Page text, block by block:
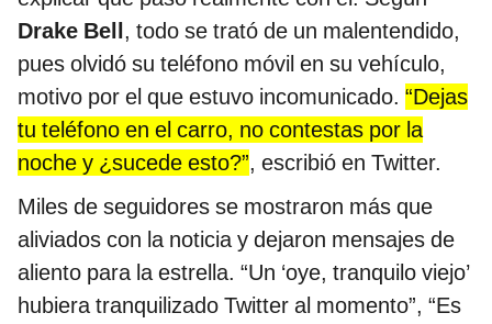
Drake Bell, todo se trató de un malentendido,
pues olvidó su teléfono móvil en su vehículo,
motivo por el que estuvo incomunicado. “Dejas
tu teléfono en el carro, no contestas por la
noche y ¿sucede esto?”, escribió en Twitter.
Miles de seguidores se mostraron más que
aliviados con la noticia y dejaron mensajes de
aliento para la estrella. “Un ‘oye, tranquilo viejo’
hubiera tranquilizado Twitter al momento”, “Es